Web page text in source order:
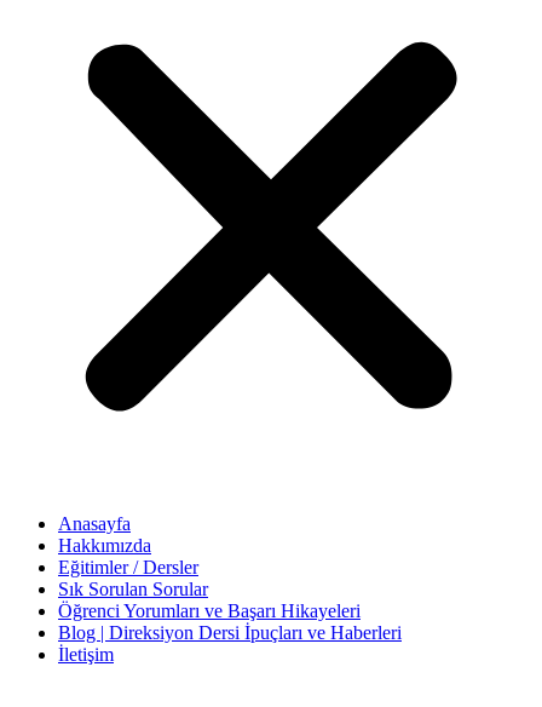
Anasayfa
Hakkımızda
Eğitimler / Dersler
Sık Sorulan Sorular
Öğrenci Yorumları ve Başarı Hikayeleri
Blog | Direksiyon Dersi İpuçları ve Haberleri
İletişim